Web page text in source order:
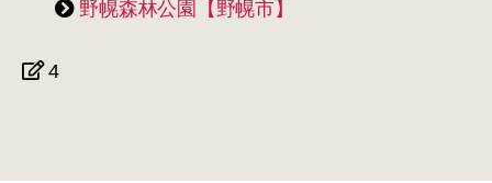
野幌森林公園【野幌市】
4